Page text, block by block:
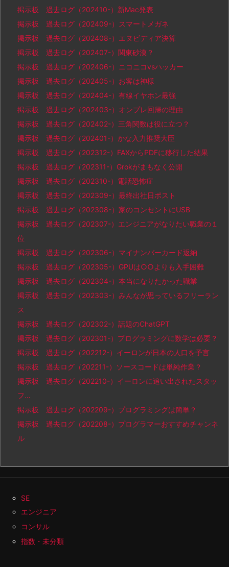
掲示板 過去ログ（202410-）新Mac発表
掲示板 過去ログ（202409-）スマートメガネ
掲示板 過去ログ（202408-）エヌビディア決算
掲示板 過去ログ（202407-）関東砂漠？
掲示板 過去ログ（202406-）ニコニコvsハッカー
掲示板 過去ログ（202405-）お客は神様
掲示板 過去ログ（202404-）有線イヤホン最強
掲示板 過去ログ（202403-）オンプレ回帰の理由
掲示板 過去ログ（202402-）三角関数は役に立つ？
掲示板 過去ログ（202401-）かな入力推奨大臣
掲示板 過去ログ（202312-）FAXからPDFに移行した結果
掲示板 過去ログ（202311-）Grokがまもなく公開
掲示板 過去ログ（202310-）電話恐怖症
掲示板 過去ログ（202309-）最終出社日ポスト
掲示板 過去ログ（202308-）家のコンセントにUSB
掲示板 過去ログ（202307-）エンジニアがなりたい職業の１
位
掲示板 過去ログ（202306-）マイナンバーカード返納
掲示板 過去ログ（202305-）GPUは○○よりも入手困難
掲示板 過去ログ（202304-）本当になりたかった職業
掲示板 過去ログ（202303-）みんなが思っているフリーラン
ス
掲示板 過去ログ（202302-）話題のChatGPT
掲示板 過去ログ（202301-）プログラミングに数学は必要？
掲示板 過去ログ（202212-）イーロンが日本の人口を予言
掲示板 過去ログ（202211-）ソースコードは単純作業？
掲示板 過去ログ（202210-）イーロンに追い出されたスタッ
フ…
掲示板 過去ログ（202209-）プログラミングは簡単？
掲示板 過去ログ（202208-）プログラマーおすすめチャンネ
ル
SE
エンジニア
コンサル
指数・未分類